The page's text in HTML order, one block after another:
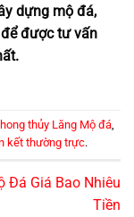
dựng mộ đá,
được tư vấn
thủy Lăng Mộ đá,
kết thường trực.
Đá Giá Bao Nhiêu
Tiền